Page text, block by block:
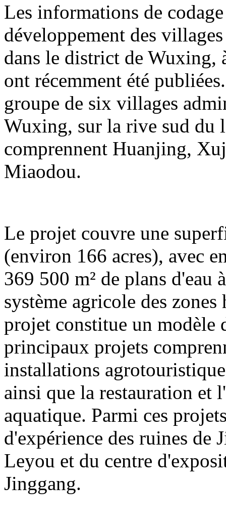
Les informations de
développement des
dans le district de Wuxing,
ont récemment été
groupe de six villages
Wuxing, sur la rive sud du
comprennent Huanjing,
Miaodou.
Le projet couvre une
(environ 166 acres), avec
369 500 m² de plans d'eau
système agricole des
projet constitue un modèle
principaux projets
installations
ainsi que la restauration et
aquatique. Parmi ces
d'expérience des ruines de
Leyou et du centre
Jinggang.